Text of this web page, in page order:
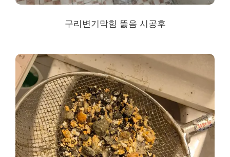
구리변기막힘 뚫음 시공후